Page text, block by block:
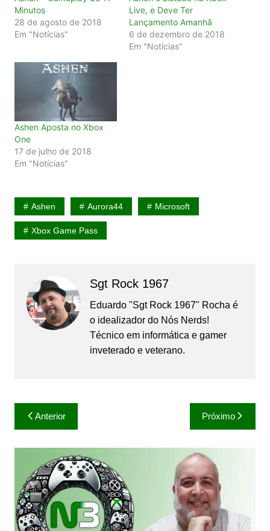
Minutos
28 de agosto de 2018
Em "Notícias"
Live, e Deve Ter
Lançamento Amanhã
6 de dezembro de 2018
Em "Notícias"
Ashen Aposta no Xbox
One
17 de julho de 2018
Em "Notícias"
Ashen Aurora44 Microsoft
Xbox Game Pass
Sgt Rock 1967
Eduardo "Sgt Rock 1967" Rocha é
o idealizador do Nós Nerds!
Técnico em informática e gamer
inveterado e veterano.
Navegação
de
Post
Anterior Próximo